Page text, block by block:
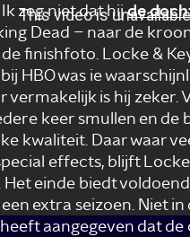
zeg niet dat hijde
Dead – naar de
finishfoto. Locke &
HBO was ie
vermakelijk is hij zeker.
keer smullen en de
kwaliteit. Daar waar
effects, blijft
Het einde biedt
extra seizoen. Niet
aangegeven dat